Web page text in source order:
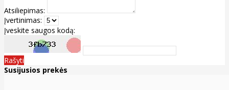
Atsiliepimas:
Įvertinimas:
Įveskite saugos kodą:
Rašyti
Susijusios prekės